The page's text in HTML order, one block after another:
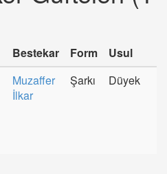
Bestekar Form
Usul
Muzaffer
İlkar
Şarkı Düyek